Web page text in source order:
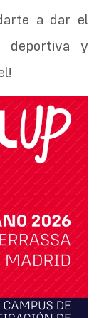
a dar el
deportiva y